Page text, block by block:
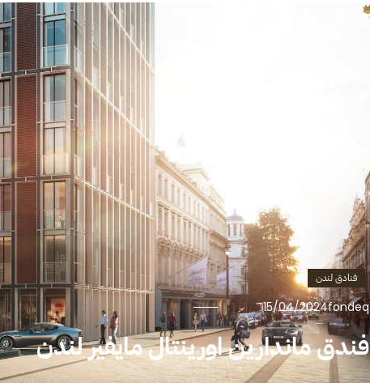
فنادق لندن
15/04/2024fondeq
فندق ماندارين اورينتال مايفير لندن